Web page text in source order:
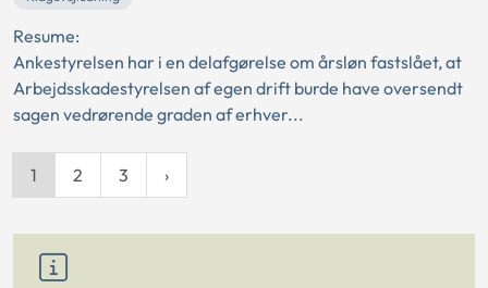
Resume:
Ankestyrelsen har i en delafgørelse om årsløn fastslået, at
Arbejdsskadestyrelsen af egen drift burde have oversendt
sagen vedrørende graden af erhver...
1 2 3